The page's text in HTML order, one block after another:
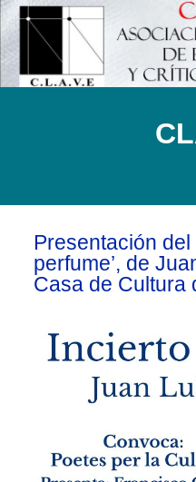
Presentación del
perfume’, de
Casa de Cultura